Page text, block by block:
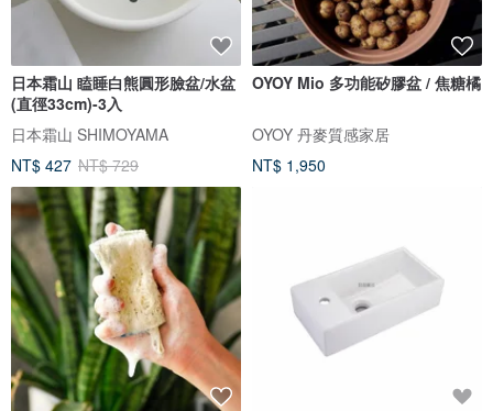
日本霜山 瞌睡白熊圓形臉盆/水盆
(直徑33cm)-3入
日本霜山 SHIMOYAMA
NT$ 427 NT$ 729
OYOY Mio 多功能矽膠盆 / 焦糖橘
OYOY 丹麥質感家居
NT$ 1,950